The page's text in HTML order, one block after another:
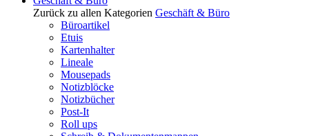
Zurück zu allen Kategorien Geschäft & Büro
Büroartikel
Etuis
Kartenhalter
Lineale
Mousepads
Notizblöcke
Notizbücher
Post-It
Roll ups